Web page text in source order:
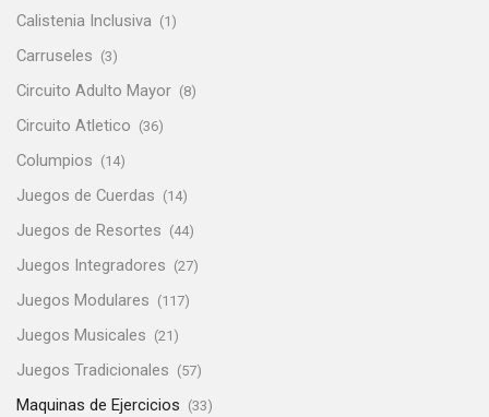
Calistenia Inclusiva (1)
Carruseles (3)
Circuito Adulto Mayor (8)
Circuito Atletico (36)
Columpios (14)
Juegos de Cuerdas (14)
Juegos de Resortes (44)
Juegos Integradores (27)
Juegos Modulares (117)
Juegos Musicales (21)
Juegos Tradicionales (57)
Maquinas de Ejercicios (33)